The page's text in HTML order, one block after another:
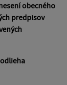
obecného
predpisov